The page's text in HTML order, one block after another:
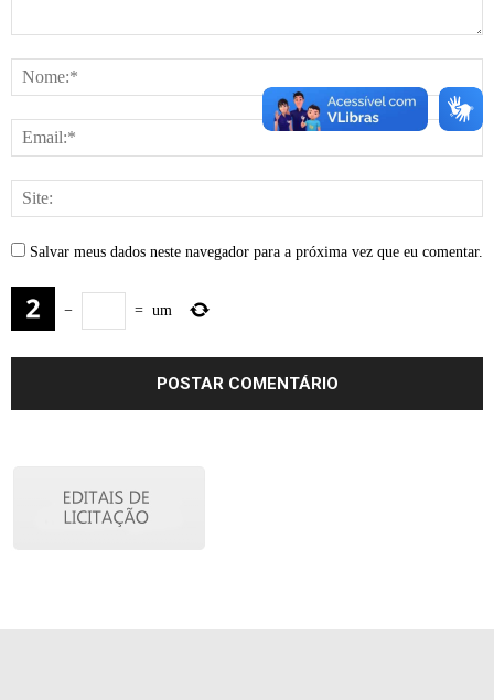
Salvar meus dados neste navegador para a próxima vez que eu comentar.
− = um